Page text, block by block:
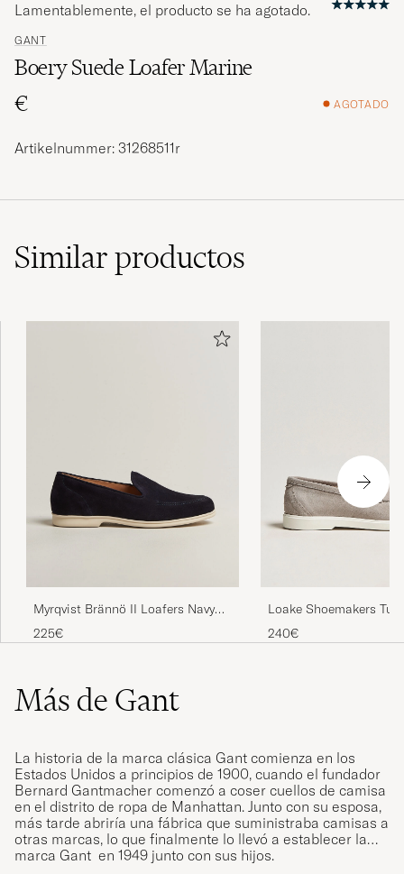
GANT
Boery Suede Loafer Marine
€
AGOTADO
Lamentablemente, el producto se ha agotado.
Artikelnummer: 31268511r
Similarproductos
Myrqvist Brännö II Loafers Navy
Suede
225€
Loake Shoemakers
Loafer Stone
240€
Más de Gant
La historia de la marca clásica Gant comienza en los
Estados Unidos a principios de 1900, cuando el fundador
Bernard Gantmacher comenzó a coser cuellos de camisa
en el distrito de ropa de Manhattan. Junto con su esposa,
más tarde abriría una fábrica que suministraba camisas a
otras marcas, lo que finalmente lo llevó a establecer la
marca Gant en 1949 junto con sus hijos.